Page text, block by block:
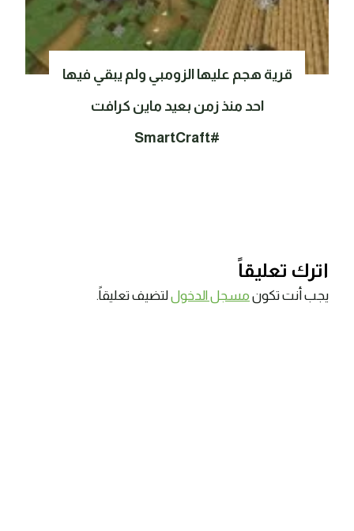
قرية هجم عليها الزومبي ولم يبقي فيها
احد منذ زمن بعيد ماين كرافت
#SmartCraft
اترك تعليقاً
يجب أنت تكون مسجل الدخوللتضيف تعليقاً.